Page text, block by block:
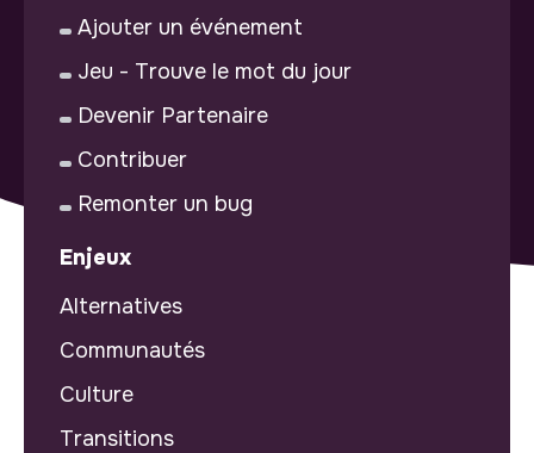
Ajouter un événement
Jeu - Trouve le mot du jour
Devenir Partenaire
Contribuer
Remonter un bug
Enjeux
Alternatives
Communautés
Culture
Transitions